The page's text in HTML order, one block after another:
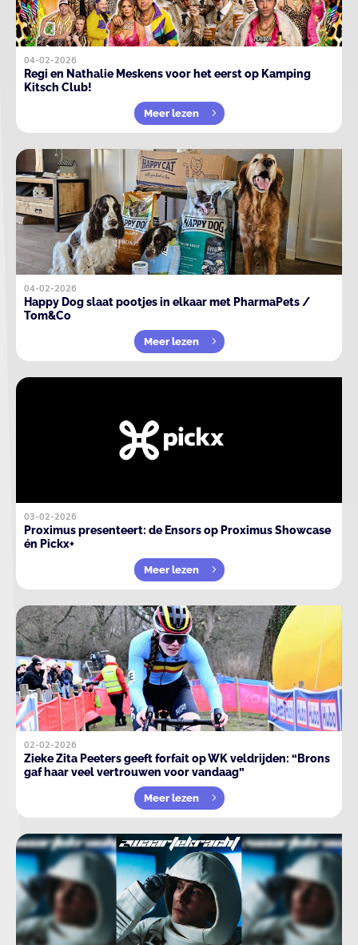
04-02-2026
Regi en Nathalie Meskens voor het eerst op Kamping
Kitsch Club!
Meer lezen
04-02-2026
Happy Dog slaat pootjes in elkaar met PharmaPets /
Tom&Co
Meer lezen
03-02-2026
Proximus presenteert: de Ensors op Proximus Showcase
én Pickx+
Meer lezen
02-02-2026
Zieke Zita Peeters geeft forfait op WK veldrijden: “Brons
gaf haar veel vertrouwen voor vandaag”
Meer lezen